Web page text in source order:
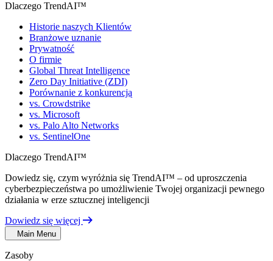
Dlaczego TrendAI™
Historie naszych Klientów
Branżowe uznanie
Prywatność
O firmie
Global Threat Intelligence
Zero Day Initiative (ZDI)
Porównanie z konkurencją
vs. Crowdstrike
vs. Microsoft
vs. Palo Alto Networks
vs. SentinelOne
Dlaczego TrendAI™
Dowiedz się, czym wyróżnia się TrendAI™ – od uproszczenia
cyberbezpieczeństwa po umożliwienie Twojej organizacji pewnego
działania w erze sztucznej inteligencji
Dowiedz się więcej
Main Menu
Zasoby